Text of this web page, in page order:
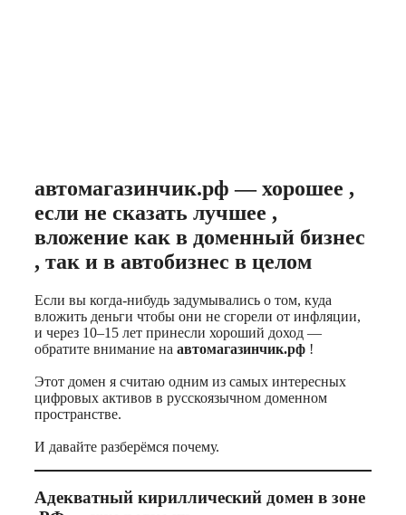
автомагазинчик.рф — хорошее ,
если не сказать лучшее ,
вложение как в доменный бизнес
, так и в автобизнес в целом
Если вы когда‑нибудь задумывались о том, куда
вложить деньги чтобы они не сгорели от инфляции,
и через 10–15 лет принесли хороший доход —
обратите внимание на автомагазинчик.рф !
Этот домен я считаю одним из самых интересных
цифровых активов в русскоязычном доменном
пространстве.
И давайте разберёмся почему.
Адекватный кириллический домен в зоне